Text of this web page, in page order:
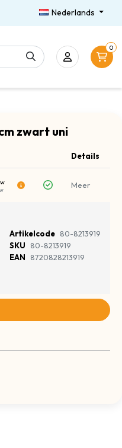
Nederlands
0
zwart uni
Details
Meer
Artikelcode 80-8213919
SKU
80-8213919
EAN
8720828213919